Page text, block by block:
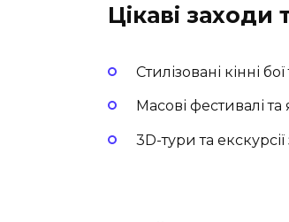
Цікаві заходи
Стилізовані кінні
Масові фестивалі
3D-тури та